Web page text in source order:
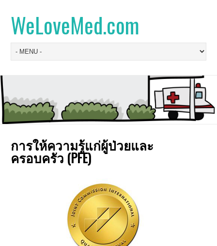
WeLoveMed.com
การให้ความรู้แก่ผู้ป่วยและ
ครอบครัว (PFE)